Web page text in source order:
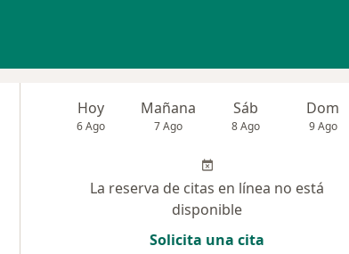
Hoy
6 Ago
Mañana
7 Ago
Sáb
8 Ago
Dom
9 Ago
La reserva de citas en línea no está
disponible
Solicita una cita